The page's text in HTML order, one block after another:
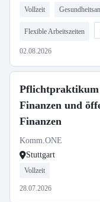
Vollzeit
Flexible Arbeitszeiten
02.08.2026
Finanzen und
Finanzen
Komm.ONE
Stuttgart
Vollzeit
28.07.2026